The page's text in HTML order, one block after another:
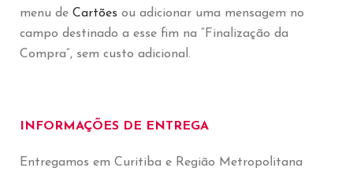
menu de Cartões ou adicionar uma mensagem no
campo destinado a esse fim na “Finalização da
Compra”, sem custo adicional.
INFORMAÇÕES DE ENTREGA
Entregamos em Curitiba e Região Metropolitana